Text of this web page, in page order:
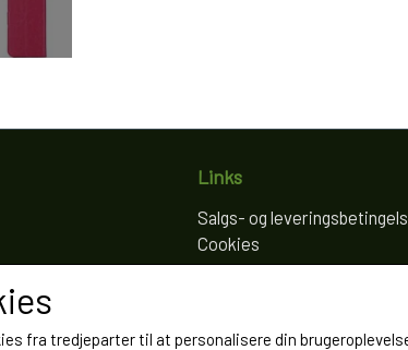
Links
Salgs- og
Cookies
Fortrydelse og reklamation
fra tredjeparter til at personalisere din